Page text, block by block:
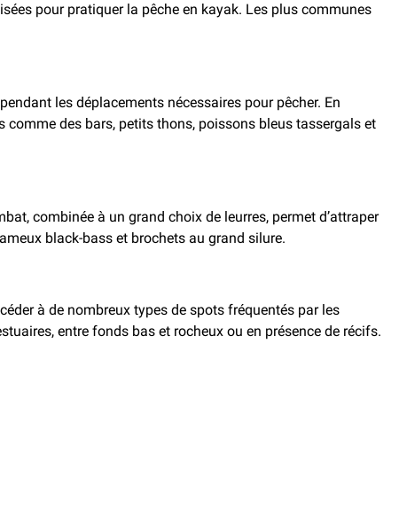
pour pratiquer la pêche en kayak. Les plus communes
les déplacements nécessaires pour pêcher. En
des bars, petits thons, poissons bleus tassergals et
combinée à un grand choix de leurres, permet d’attraper
black-bass et brochets au grand silure.
à de nombreux types de spots fréquentés par les
entre fonds bas et rocheux ou en présence de récifs.